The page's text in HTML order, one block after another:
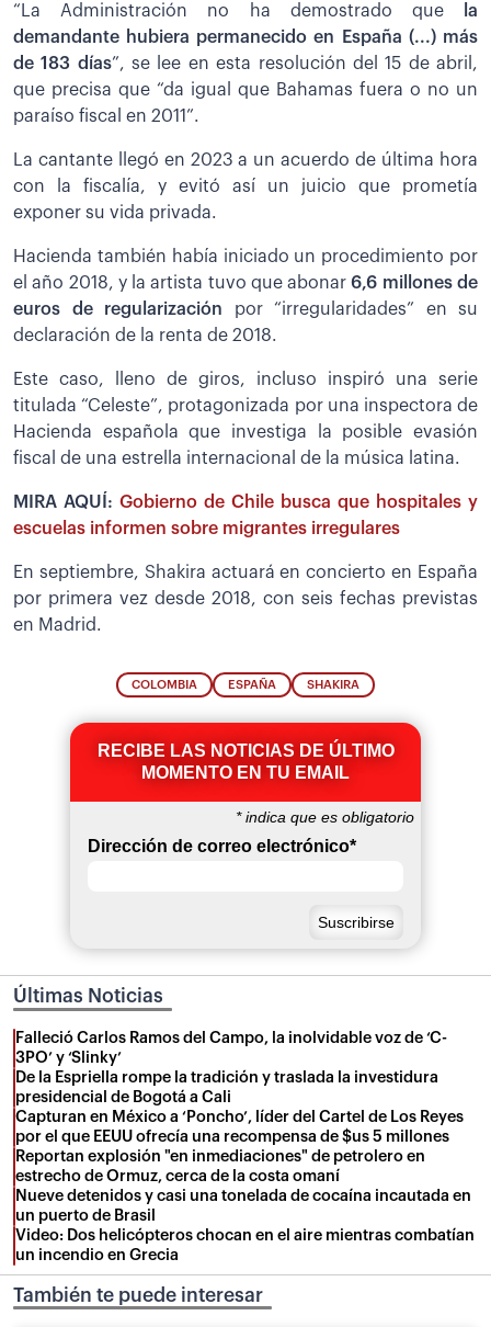
“La Administración no ha demostrado quela
demandante hubiera permanecido en España (...) más
de 183 días”, se lee en esta resolución del 15 de abril,
que precisa que “da igual que Bahamas fuera o no un
paraíso fiscal en 2011”.
La cantante llegó en 2023 a un acuerdo de última hora
con la fiscalía, y evitó así un juicio que prometía
exponer su vida privada.
Hacienda también había iniciado un procedimiento por
el año 2018, y la artista tuvo que abonar6,6 millones de
euros de regularización por “irregularidades” en su
declaración de la renta de 2018.
Este caso, lleno de giros, incluso inspiró una serie
titulada “Celeste”, protagonizada por una inspectora de
Hacienda española que investiga la posible evasión
fiscal de una estrella internacional de la música latina.
MIRA AQUÍ: Gobierno de Chile busca que hospitales y
escuelas informen sobre migrantes irregulares
En septiembre, Shakira actuará en concierto en España
por primera vez desde 2018, con seis fechas previstas
en Madrid.
COLOMBIA ESPAÑA SHAKIRA
RECIBE LAS NOTICIAS DE ÚLTIMO
MOMENTO EN TU EMAIL
*indica que es obligatorio
Dirección de correo electrónico*
Últimas Noticias
Falleció Carlos Ramos del Campo, la inolvidable voz de ‘C-
3PO’ y ‘Slinky’
De la Espriella rompe la tradición y traslada la investidura
presidencial de Bogotá a Cali
Capturan en México a ‘Poncho’, líder del Cartel de Los Reyes
por el que EEUU ofrecía una recompensa de $us 5 millones
Reportan explosión "en inmediaciones" de petrolero en
estrecho de Ormuz, cerca de la costa omaní
Nueve detenidos y casi una tonelada de cocaína incautada en
un puerto de Brasil
Video: Dos helicópteros chocan en el aire mientras combatían
un incendio en Grecia
También te puede interesar